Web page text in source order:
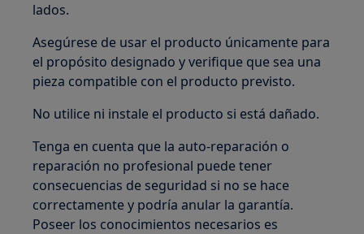
lados.
Asegúrese de usar el producto únicamente para
el propósito designado y verifique que sea una
pieza compatible con el producto previsto.
No utilice ni instale el producto si está dañado.
Tenga en cuenta que la auto-reparación o
reparación no profesional puede tener
consecuencias de seguridad si no se hace
correctamente y podría anular la garantía.
Poseer los conocimientos necesarios es